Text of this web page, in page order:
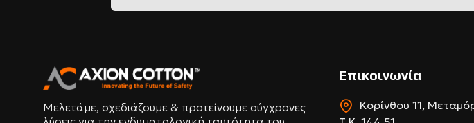
Μελετάμε, σχεδιάζουμε & προτείνουμε σύγχρονες
Επικοινωνία
Κορίνθου 11,